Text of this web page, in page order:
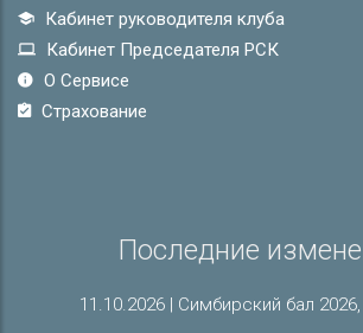
Кабинет руководителя клуба
Кабинет Председателя РСК
О Сервисе
Страхование
Последние
11.10.2026 | Симбирский бал